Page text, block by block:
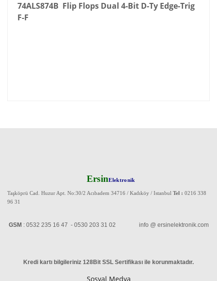
74ALS874B Flip Flops Dual 4-Bit D-Ty Edge-Trig
F-F
ErsinElektronik
Taşköprü Cad. Huzur Apt. No:30/2 Acıbadem 34716 / Kadıköy / Istanbul Tel : 0216 338
96 31
GSM : 0532 235 16 47 - 0530 203 31 02 info @ ersinelektronik.com
Kredi kartı bilgileriniz 128Bit SSL Sertifikası ile korunmaktadır.
Sosyal Medya